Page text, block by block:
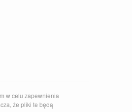
słowackie Pieniny
w celu zapewnienia
że pliki te będą